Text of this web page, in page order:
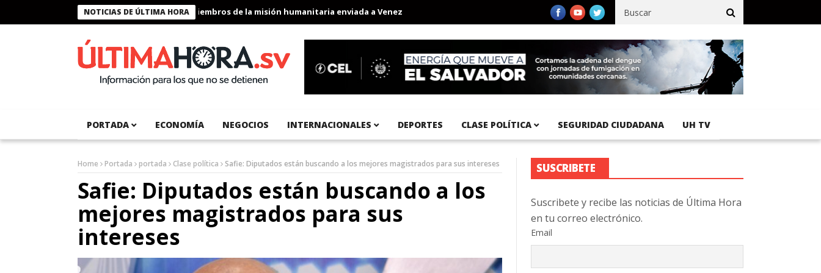
NOTICIAS DE ÚLTIMA HORA
Presidente Bukele condecora a miembros de la misión humanitaria enviada a Venezuela Aeropuerto Internacional del Pacífico registra 92 % de avance en obras de terracería
PORTADA ECONOMÍA NEGOCIOS INTERNACIONALES DEPORTES CLASE POLÍTICA SEGURIDAD CIUDADANA UH TV
Home Portada portada Clase política Safie: Diputados están buscando a los mejores magistrados para sus intereses
Safie: Diputados están buscando a los
mejores magistrados para sus
intereses
SUSCRIBETE
Suscribete y recibe las noticias de Última Hora
en tu correo electrónico.
Email